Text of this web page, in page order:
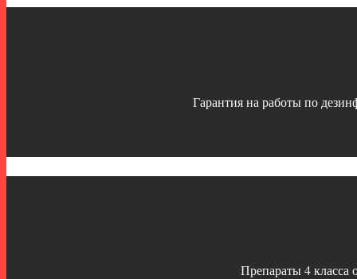
Гарантия на работы по
Препараты 4 класса